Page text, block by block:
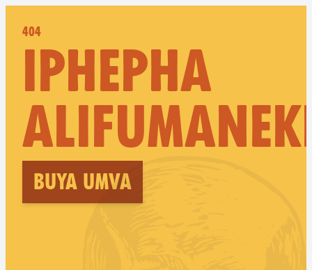
404
IPHEPHA
Buya umva